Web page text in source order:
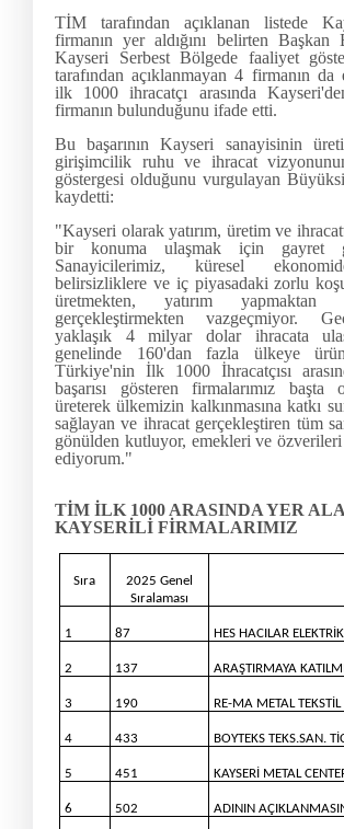
TİM tarafından açıklanan listede
firmanın yer aldığını belirten Başkan
Kayseri Serbest Bölgede faaliyet
tarafından açıklanmayan 4 firmanın da
ilk 1000 ihracatçı arasında
firmanın bulunduğunu ifade etti.
Bu başarının Kayseri sanayisinin
girişimcilik ruhu ve ihracat
göstergesi olduğunu vurgulayan
kaydetti:
"Kayseri olarak yatırım, üretim ve
bir konuma ulaşmak için gayret
Sanayicilerimiz, küresel
belirsizliklere ve iç piyasadaki zorlu
üretmekten, yatırım
gerçekleştirmekten vazgeçmiyor.
yaklaşık 4 milyar dolar ihracata
genelinde 160'dan fazla ülkeye
Türkiye'nin İlk 1000 İhracatçısı
başarısı gösteren firmalarımız başta
üreterek ülkemizin kalkınmasına katkı
sağlayan ve ihracat gerçekleştiren tüm
gönülden kutluyor, emekleri ve
ediyorum."
TİM İLK 1000 ARASINDA YER
KAYSERİLİ FİRMALARIMIZ
Sıra
2025 Genel
Sıralaması
1 87 HES HACILAR
2 137 ARAŞTIRMAYA
3 190 RE-MA METAL
4 433 BOYTEKS TEKS.SAN.
5 451 KAYSERİ METAL
6 502 ADININ